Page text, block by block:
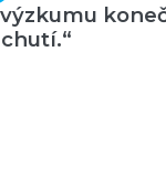
výzkumu